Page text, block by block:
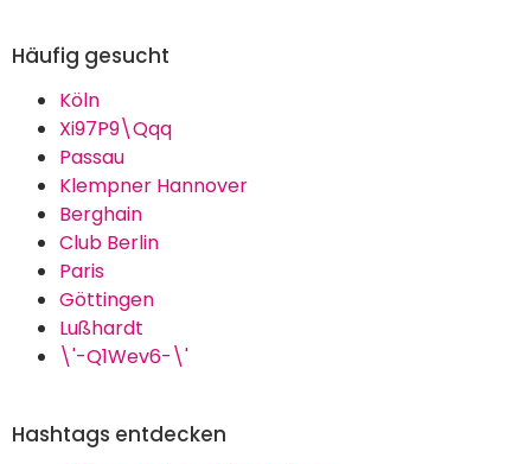
Häufig gesucht
Köln
Xi97P9\Qqq
Passau
Klempner Hannover
Berghain
Club Berlin
Paris
Göttingen
Lußhardt
\'-Q1Wev6-\'
Hashtags entdecken